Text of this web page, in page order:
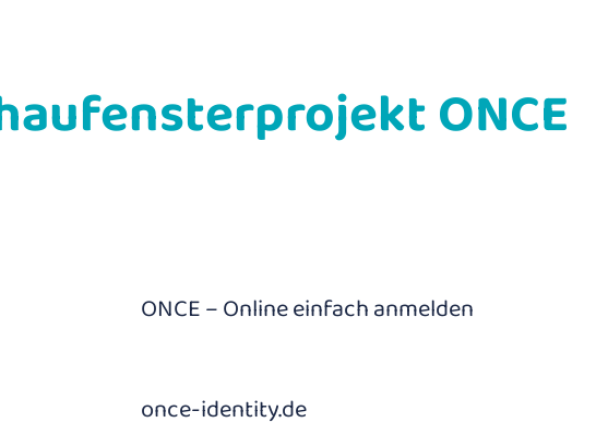
ONCE
ONCE – Online einfach anmelden
once-identity.de